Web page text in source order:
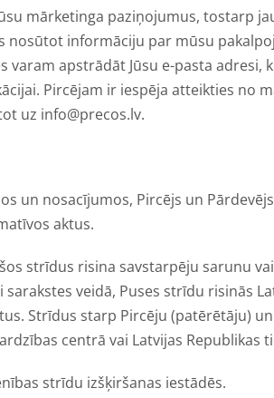
mārketinga paziņojumus, tostarp
nosūtot informāciju par mūsu
varam apstrādāt Jūsu e-pasta adresi,
Pircējam ir iespēja atteikties no
uz info@precos.lv.
un nosacījumos, Pircējs un
aktus.
strīdus risina savstarpēju sarunu
veidā, Puses strīdu risinās
Strīdus starp Pircēju (patērētāju)
centrā vai Latvijas Republikas
strīdu izšķiršanas iestādēs.